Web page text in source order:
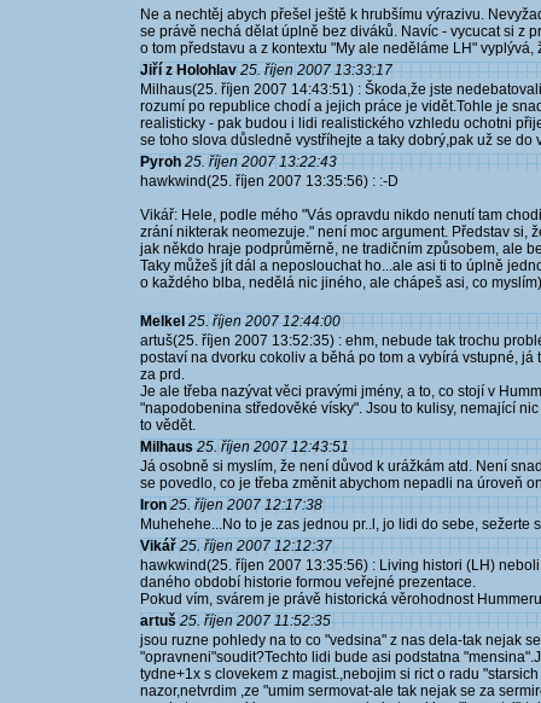
Ne a nechtěj abych přešel ještě k hrubšímu výrazivu.
se právě nechá dělat úplně bez diváků. Navíc - vycucat si z
o tom představu a z kontextu "My ale neděláme LH" vyplývá,
Jiří z Holohlav 25. říjen 2007 13:33:17
Milhaus(25. říjen 2007 14:43:51) : Škoda,že jste
rozumí po republice chodí a jejich práce je vidět.Tohle je
realisticky - pak budou i lidi realistického vzhledu ochotni
se toho slova důsledně vystříhejte a taky dobrý,pak už se do
Pyroh 25. říjen 2007 13:22:43
hawkwind(25. říjen 2007 13:35:56) : :-D
Vikář: Hele, podle mého "Vás opravdu nikdo nenutí tam
zrání nikterak neomezuje." není moc argument. Představ si,
jak někdo hraje podprůměrně, ne tradičním způsobem, ale
Taky můžeš jít dál a neposlouchat ho...ale asi ti to úplně
o každého blba, nedělá nic jiného, ale chápeš asi, co
Melkel 25. říjen 2007 12:44:00
artuš(25. říjen 2007 13:52:35) : ehm, nebude tak trochu
postaví na dvorku cokoliv a běhá po tom a vybírá vstupné,
za prd.
Je ale třeba nazývat věci pravými jmény, a to, co stojí v
"napodobenina středověké vísky". Jsou to kulisy, nemající
to vědět.
Milhaus 25. říjen 2007 12:43:51
Já osobně si myslím, že není důvod k urážkám atd. Není
se povedlo, co je třeba změnit abychom nepadli na úroveň
Iron 25. říjen 2007 12:17:38
Muhehehe...No to je zas jednou pr..l, jo lidi do sebe, sežerte
Vikář 25. říjen 2007 12:12:37
hawkwind(25. říjen 2007 13:35:56) : Living histori (LH)
daného období historie formou veřejné prezentace.
Pokud vím, svárem je právě historická věrohodnost Hummeru
artuš 25. říjen 2007 11:52:35
jsou ruzne pohledy na to co "vedsina" z nas dela-tak nejak
"opravneni"soudit?Techto lidi bude asi podstatna
tydne+1x s clovekem z magist.,nebojim si rict o radu
nazor,netvrdim ,ze "umim sermovat-ale tak nejak se za